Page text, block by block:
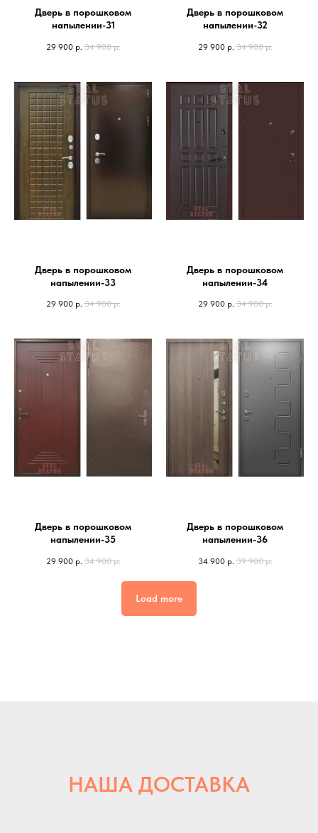
Дверь в порошковом
напылении-31
29 900 р. 34 900 р.
Дверь в порошковом
напылении-32
29 900 р. 34 900 р.
Дверь в порошковом
напылении-33
29 900 р. 34 900 р.
Дверь в порошковом
напылении-34
29 900 р. 34 900 р.
Дверь в порошковом
напылении-35
29 900 р. 34 900 р.
Дверь в порошковом
напылении-36
34 900 р. 39 900 р.
Load more
НАША ДОСТАВКА